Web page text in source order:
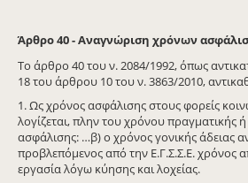
Άρθρο 40 - Αναγνώριση χρόνων
Το άρθρο 40 του ν. 2084/1992, όπως
18 του άρθρου 10 του ν. 3863/2010,
1. Ως χρόνος ασφάλισης στους φορείς
λογίζεται, πλην του χρόνου πραγματικής
ασφάλισης: …β) ο χρόνος γονικής άδειας
προβλεπόμενος από την Ε.Γ.Σ.Σ.Ε. χρόνος
εργασία λόγω κύησης και λοχείας.